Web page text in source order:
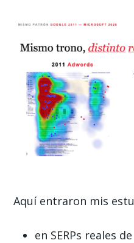
Aquí entraron mis
en SERPs reales